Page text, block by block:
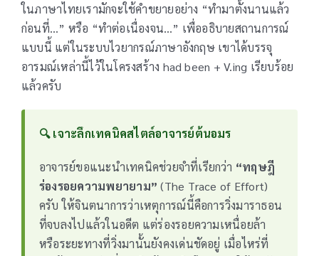
ในภาษาไทยเรามักจะใช้คำขยายอย่าง “ทำมาตั้งนานแล้ว
ก่อนที่…” หรือ “ทำต่อเนื่องจน…” เพื่ออธิบายสถานการณ์
แบบนี้ แต่ในระบบไวยากรณ์ภาษาอังกฤษ เขาได้บรรจุ
อารมณ์เหล่านี้ไว้ในโครงสร้าง had been + V.ing เรียบร้อย
แล้วครับ
🔍 เจาะลึกเทคนิคสไตล์อาจารย์ต้นอมร
อาจารย์ขอแนะนำเทคนิคช่วยจำที่เรียกว่า “ทฤษฎี
ร่องรอยความพยายาม” (The Trace of Effort)
ครับ ให้จินตนาการว่าเหตุการณ์นี้คือการวิ่งมาราธอน
ที่จบลงไปแล้วในอดีต แต่ร่องรอยความเหนื่อยล้า
หรือระยะทางที่วิ่งมานั้นยังคงเด่นชัดอยู่ เมื่อไหร่ที่